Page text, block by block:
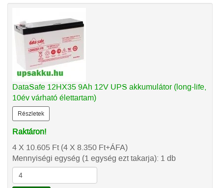
DataSafe 12HX35 9Ah 12V UPS akkumulátor (long-life,
10év várható élettartam)
Részletek
Raktáron!
4 X 10.605 Ft(4 X 8.350 Ft+ÁFA)
Mennyiségi egység (1 egység ezt takarja): 1 db